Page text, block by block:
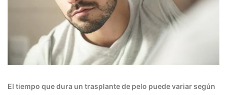
El tiempo que dura un trasplante de pelo puede variar según